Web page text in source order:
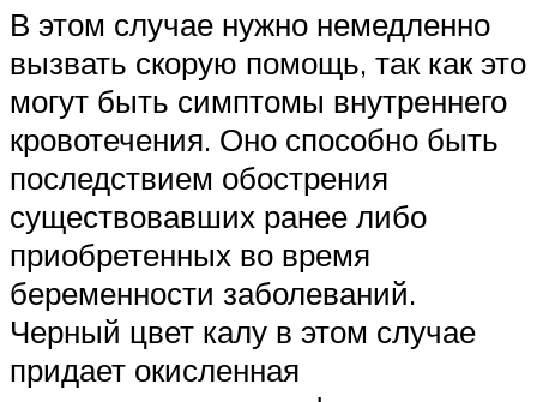
В этом случае нужно немедленно
вызвать скорую помощь, так как это
могут быть симптомы внутреннего
кровотечения. Оно способно быть
последствием обострения
существовавших ранее либо
приобретенных во время
беременности заболеваний.
Черный цвет калу в этом случае
придает окисленная